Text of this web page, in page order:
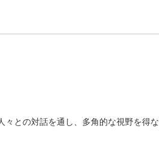
との対話を通し、多角的な視野を得な